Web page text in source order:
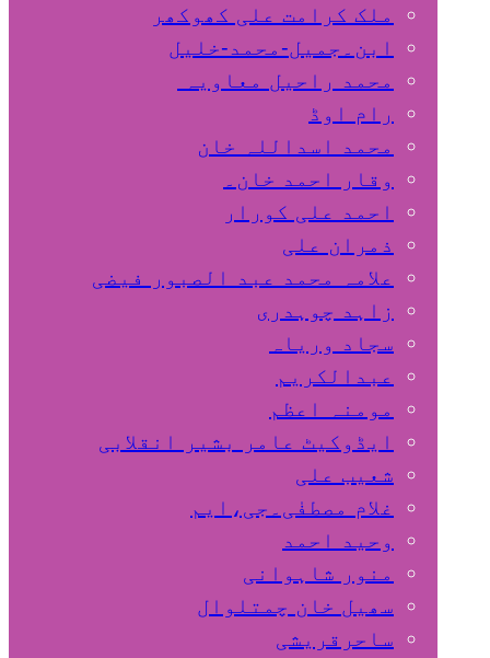
ملک کرامت علی کھوکھر
ابن۔جمیل-محمد-خلیل
محمد راحیل معاویہ
رام اوڈ
محمد اسداللہ خان
وقار احمد خان۔
احمد علی کورار
ذمران علی
علامہ محمد عبد الصبور فیضی
زاہد چوہدری
سجاد وریاہ
عبدالکریم
مومنہ اعظم
ایڈوکیٹ عامر بشیر انقلابی
شعیب علی
غلام مصطفٰی۔جی،ایم
وحید احمد
منور شاہوانی
سھیل خان چمتلوال
ساحرقریشی